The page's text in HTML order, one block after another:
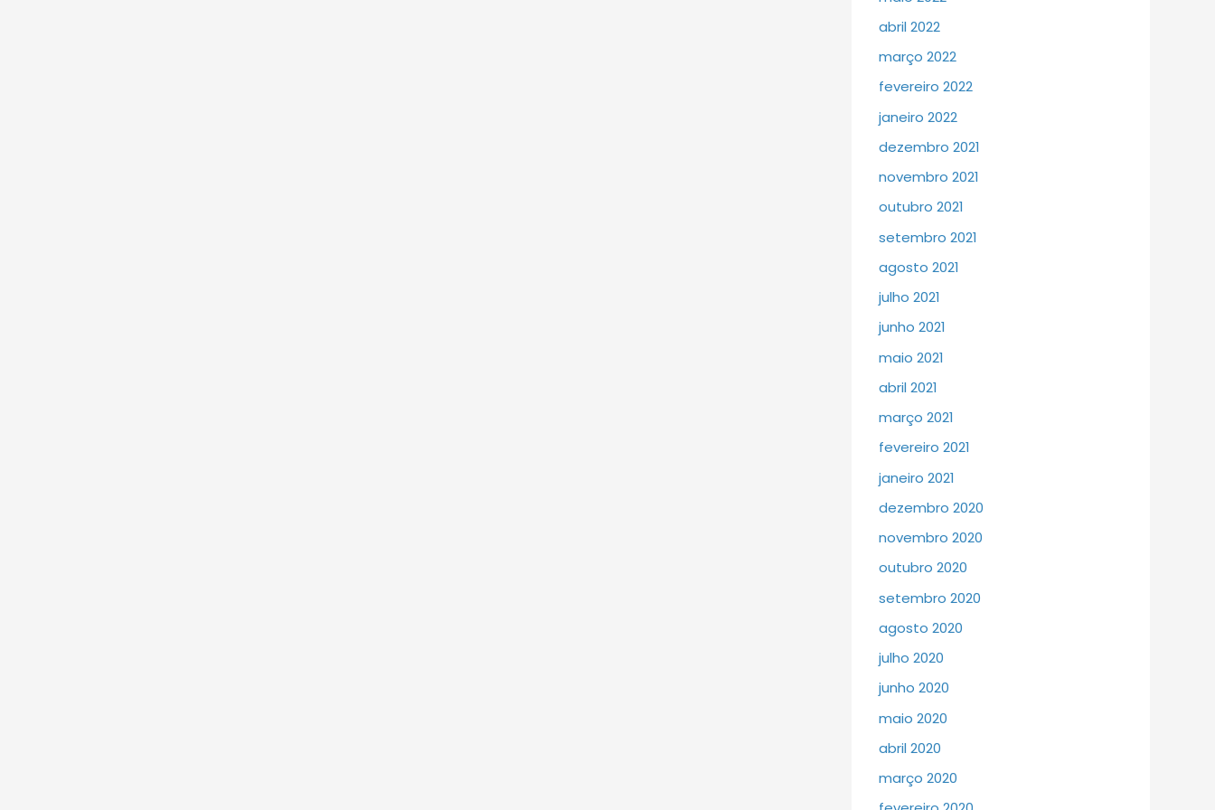
abril 2022
março 2022
fevereiro 2022
janeiro 2022
dezembro 2021
novembro 2021
outubro 2021
setembro 2021
agosto 2021
julho 2021
junho 2021
maio 2021
abril 2021
março 2021
fevereiro 2021
janeiro 2021
dezembro 2020
novembro 2020
outubro 2020
setembro 2020
agosto 2020
julho 2020
junho 2020
maio 2020
abril 2020
março 2020